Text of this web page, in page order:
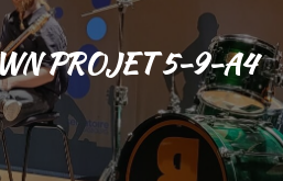
PROJET 5-9-A4